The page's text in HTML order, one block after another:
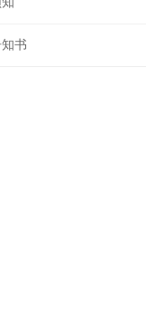
书